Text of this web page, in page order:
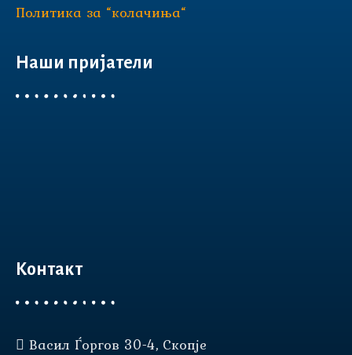
Политика за “колачиња“
Наши пријатели
Контакт
Васил Ѓоргов 30-4, Скопје